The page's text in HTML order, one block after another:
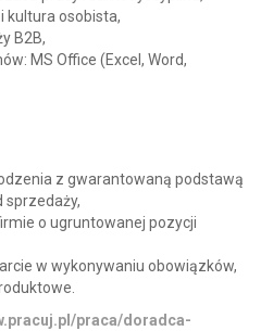
kultura osobista,
B2B,
MS Office (Excel, Word,
z gwarantowaną podstawą
sprzedaży,
o ugruntowanej pozycji
w wykonywaniu obowiązków,
praca/doradca-